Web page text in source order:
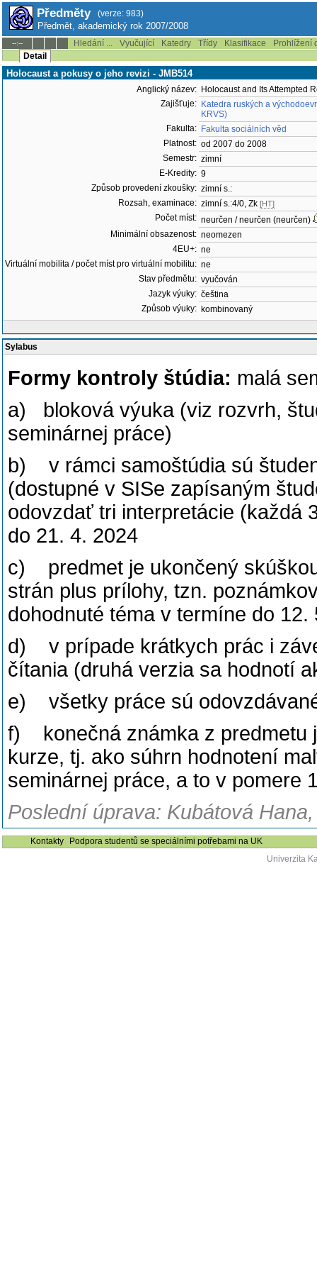
Předměty (verze: 983)
Předmět, akademický rok 2007/2008
--:-- Hledání ... Vyučující Katedry Třídy Klasifikace
Prohlížení
Detail
Holocaust a pokusy o jeho revizi - JMB514
Anglický název: Holocaust and Its Attempted
Zajišťuje: Katedra ruských a
KRVS)
Fakulta: Fakulta sociálních věd
Platnost: od 2007 do 2008
Semestr: zimní
E-Kredity: 9
Způsob provedení zkoušky: zimní s.:
Rozsah, examinace: zimní s.:4/0, Zk [HT]
Počet míst: neurčen / neurčen (neurčen)
Minimální obsazenost: neomezen
4EU+: ne
Virtuální mobilita / počet míst pro virtuální mobilitu: ne
Stav předmětu: vyučován
Jazyk výuky: čeština
Způsob výuky: kombinovaný
Sylabus
Formy kontroly štúdia: malá
a) bloková výuka (viz rozvrh,
seminárnej práce)
b) v rámci samoštúdia sú
(dostupné v SISe zapísaným
odovzdať tri interpretácie (každá
do 21. 4. 2024
c) predmet je ukončený
strán plus prílohy, tzn.
dohodnuté téma v termíne do 12.
d) v prípade krátkych prác i
čítania (druhá verzia sa hodnotí
e) všetky práce sú
f) konečná známka z predmetu
kurze, tj. ako súhrn hodnotení
seminárnej práce, a to v pomere
Poslední úprava: Kubátová
Kontakty
Podpora studentů se speciálními potřebami na UK
Univerzita